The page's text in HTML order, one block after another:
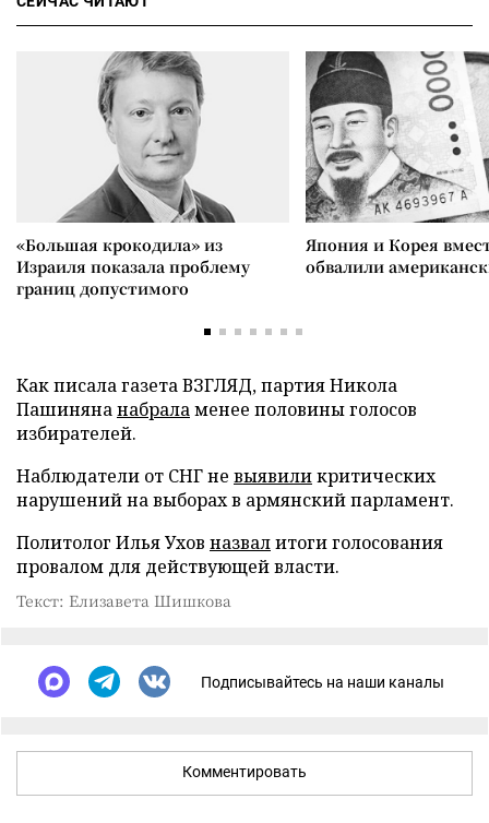
«Большая крокодила» из
Израиля показала проблему
границ допустимого
Япония и Корея
обвалили
Как писала газета ВЗГЛЯД, партия Никола
Пашинянанабраламенее половины голосов
избирателей.
Наблюдатели от СНГ не выявиликритических
нарушений на выборах в армянский парламент.
Политолог Илья Ухов назвалитоги голосования
провалом для действующей власти.
Текст: Елизавета Шишкова
Подписывайтесь на наши каналы
Комментировать